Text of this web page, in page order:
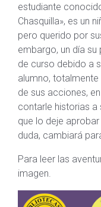
estudiante
Chasquilla», es un
pero querido por
embargo, un día
de curso debido a
alumno,
de sus acciones,
contarle historias
que lo deje
duda, cambiará
Para leer las
imagen.